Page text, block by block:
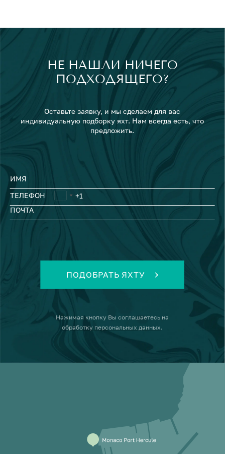
НЕ НАШЛИ НИЧЕГО
ПОДХОДЯЩЕГО?
Оставьте заявку, и мы сделаем для вас
индивидуальную подборку яхт. Нам всегда есть, что
предложить.
ИМЯ
ТЕЛЕФОН
ПОЧТА
ПОДОБРАТЬ ЯХТУ
Нажимая кнопку Вы соглашаетесь на
обработку персональных данных.